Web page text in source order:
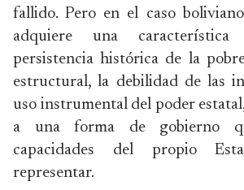
fallido. Pero en el caso
adquiere una
persistencia histórica de la
estructural, la debilidad de las
uso instrumental del poder
a una forma de gobierno
capacidades del propio
representar.